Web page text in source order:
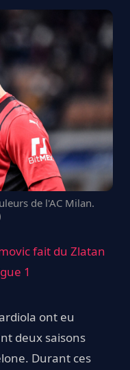
de l'AC Milan.
fait du Zlatan
1
ont eu
deux saisons
Durant ces